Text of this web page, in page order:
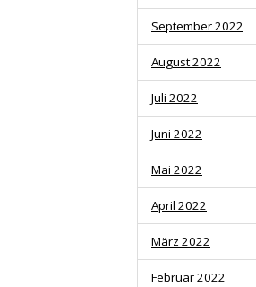
September 2022
August 2022
Juli 2022
Juni 2022
Mai 2022
April 2022
März 2022
Februar 2022